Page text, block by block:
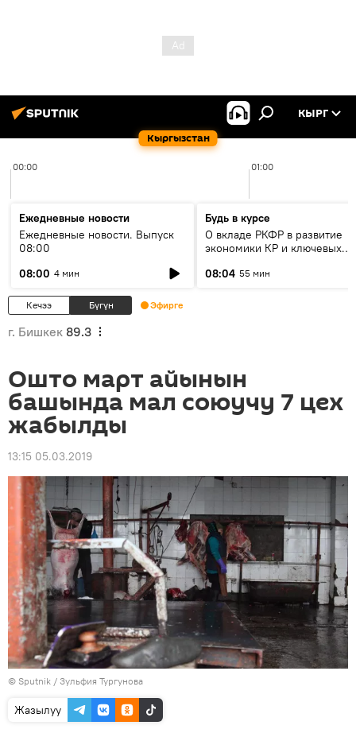
Кыргызстан
КЫРГ
00:00 01:00
Ежедневные новости
Ежедневные новости. Выпуск
08:00
08:00 4 мин
Будь в курсе
О вкладе РКФР в развитие
экономики КР и ключевых
08:04 55 мин
Кечээ Бүгүн Эфирге
г. Бишкек 89.3
Ошто март айынын
башында мал союучу 7 цех
жабылды
13:15 05.03.2019
© Sputnik / Зульфия Тургунова
Жазылуу